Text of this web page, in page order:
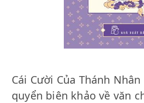
Cái Cười Của Thánh
quyển biên khảo về văn